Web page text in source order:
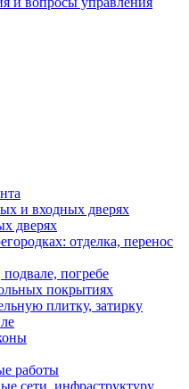
и входных дверях
дверях
отделка, перенос
погребе
покрытиях
плитку, затирку
работы